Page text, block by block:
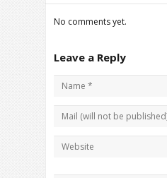
No comments yet.
Leave a Reply